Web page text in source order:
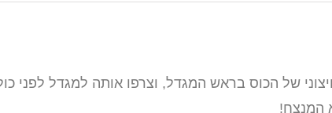
של הכוס בראש המגדל, וצרפו אותה למגדל לפני
המנצח!